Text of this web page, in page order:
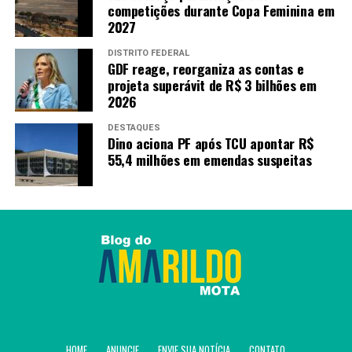
“A gente está na
expectativa que esse ano
ultrapasse os 90 mil
[inscritos] do ano passado”,
calcula Raul Cavalcante.
O Rec’n’Play acontece na região do Porto Digital, no
em 30 prédios, além de sete palcos e outros 37 estandes
de rua, batizadas no evento como ativações.
O festival é realizado pela Ampla Comunicação, Porto
Digital e Sebrae Pernambuco.
competições durante Copa Feminina em
2027
DISTRITO FEDERAL
GDF reage, reorganiza as contas e
projeta superávit de R$ 3 bilhões em
2026
DESTAQUES
Dino aciona PF após TCU apontar R$
55,4 milhões em emendas suspeitas